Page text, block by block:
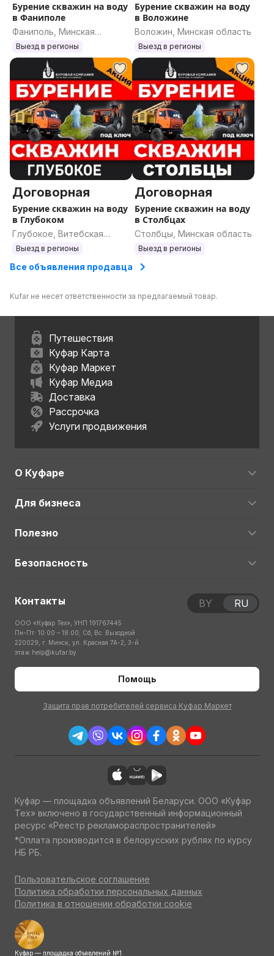
Бурение скважин на воду
в Фаниполе
Фаниполь, Минская
область
Выезд в регионы
Бурение скважин на воду
в Воложине
Воложин, Минская область
Выезд в регионы
Договорная
Бурение скважин на воду
в Глубоком
Глубокое, Витебская
область
Выезд в регионы
Договорная
Бурение скважин на воду
в Столбцах
Столбцы, Минская область
Выезд в регионы
Все объявления продавца
Kufar не несет ответственности за предлагаемый товар.
Путешествия
Куфар Карта
Куфар Маркет
Куфар Медиа
Доставка
Рассрочка
Услуги продвижения
О Куфаре
Для бизнеса
Полезно
Безопасность
Контакты
ООО «Куфар Тех», УНП 191767445
Пн-Пт: 10:00 – 18:00; Сб, Вс: Выходной
220029, г. Минск, ул. Красная 7А-2, 3-й
этаж help@kufar.by
Помощь
Защита прав потребителей сервиса Куфар Маркет
BY RU
Куфар — площадка объявлений Беларуси. ООО «Куфар
Тех» включено в государственный информационный
ресурс «Реестр рекламораспространителей»
*Оплата производится в белорусских рублях по курсу
НБ РБ.
Пользовательское соглашение
Политика обработки персональных данных
Политика в отношении обработки cookie
Куфар — площадка объявлений №1